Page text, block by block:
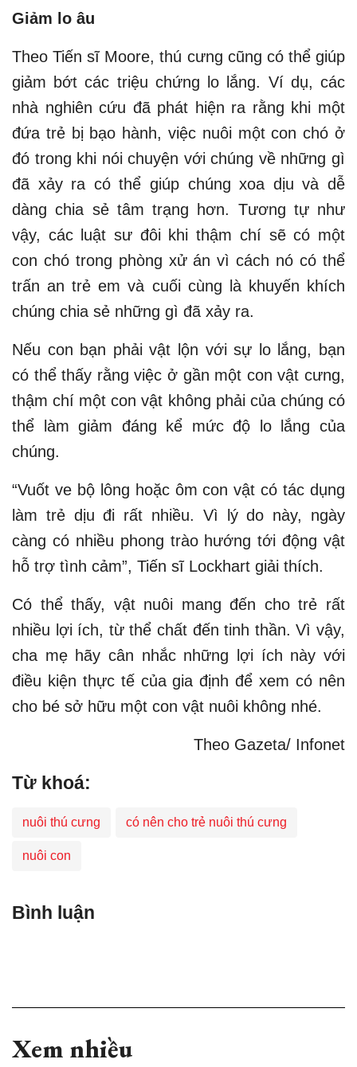
Giảm lo âu
Theo Tiến sĩ Moore, thú cưng cũng có thể giúp
giảm bớt các triệu chứng lo lắng. Ví dụ, các
nhà nghiên cứu đã phát hiện ra rằng khi một
đứa trẻ bị bạo hành, việc nuôi một con chó ở
đó trong khi nói chuyện với chúng về những gì
đã xảy ra có thể giúp chúng xoa dịu và dễ
dàng chia sẻ tâm trạng hơn. Tương tự như
vậy, các luật sư đôi khi thậm chí sẽ có một
con chó trong phòng xử án vì cách nó có thể
trấn an trẻ em và cuối cùng là khuyến khích
chúng chia sẻ những gì đã xảy ra.
Nếu con bạn phải vật lộn với sự lo lắng, bạn
có thể thấy rằng việc ở gần một con vật cưng,
thậm chí một con vật không phải của chúng có
thể làm giảm đáng kể mức độ lo lắng của
chúng.
“Vuốt ve bộ lông hoặc ôm con vật có tác dụng
làm trẻ dịu đi rất nhiều. Vì lý do này, ngày
càng có nhiều phong trào hướng tới động vật
hỗ trợ tình cảm”, Tiến sĩ Lockhart giải thích.
Có thể thấy, vật nuôi mang đến cho trẻ rất
nhiều lợi ích, từ thể chất đến tinh thần. Vì vậy,
cha mẹ hãy cân nhắc những lợi ích này với
điều kiện thực tế của gia định để xem có nên
cho bé sở hữu một con vật nuôi không nhé.
Theo Gazeta/ Infonet​
Từ khoá:
nuôi thú cưng có nên cho trẻ nuôi thú cưng
nuôi con
Bình luận
Xem nhiều